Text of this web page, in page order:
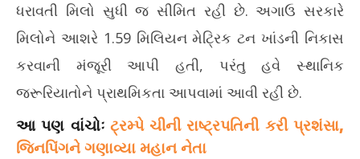
ધરાવતી મિલો સુધી જ સીમિત રહી છે. અગાઉ સરકારે
મિલોને આશરે 1.59 મિલિયન મેટ્રિક ટન ખાંડની નિકાસ
કરવાની મંજૂરી આપી હતી, પરંતુ હવે સ્થાનિક
જરૂરિયાતોને પ્રાથમિકતા આપવામાં આવી રહી છે.
આ પણ વાંચોઃ ટ્રમ્પે ચીની રાષ્ટ્રપતિની કરી પ્રશંસા,
જિનપિંગને ગણાવ્યા મહાન નેતા